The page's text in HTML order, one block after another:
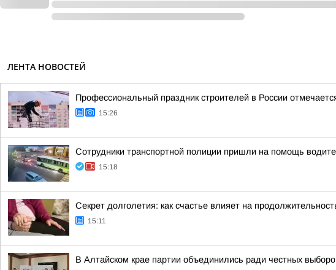
ЛЕНТА НОВОСТЕЙ
Профессиональный праздник строителей в России
15:26
Сотрудники транспортной полиции пришли на помощь
15:18
Секрет долголетия: как счастье влияет на
15:11
В Алтайском крае партии объединились ради честных